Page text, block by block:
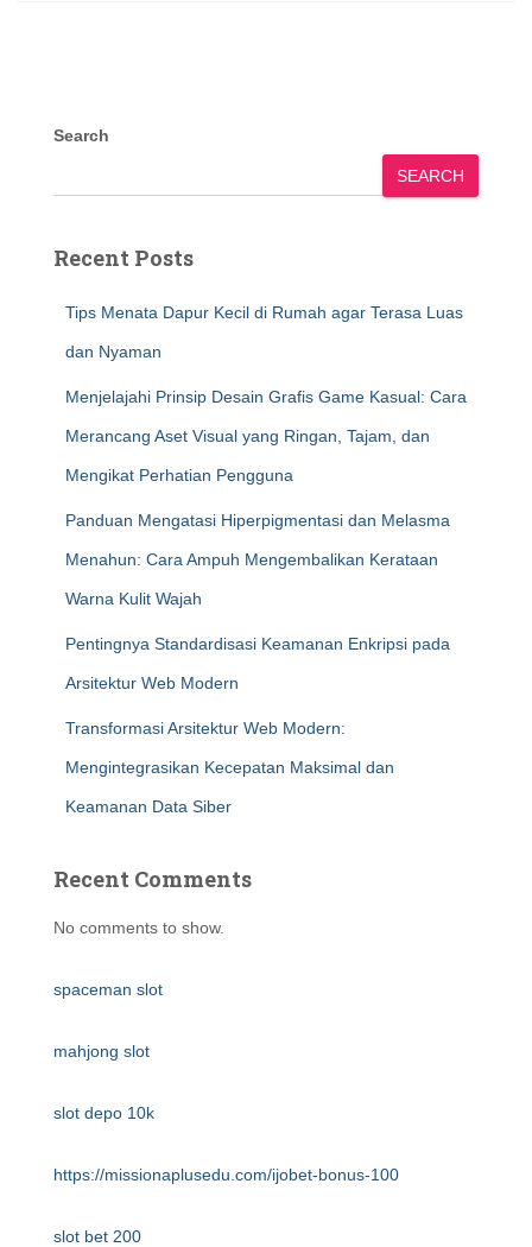
Search
SEARCH
Recent Posts
Tips Menata Dapur Kecil di Rumah agar Terasa Luas
dan Nyaman
Menjelajahi Prinsip Desain Grafis Game Kasual: Cara
Merancang Aset Visual yang Ringan, Tajam, dan
Mengikat Perhatian Pengguna
Panduan Mengatasi Hiperpigmentasi dan Melasma
Menahun: Cara Ampuh Mengembalikan Kerataan
Warna Kulit Wajah
Pentingnya Standardisasi Keamanan Enkripsi pada
Arsitektur Web Modern
Transformasi Arsitektur Web Modern:
Mengintegrasikan Kecepatan Maksimal dan
Keamanan Data Siber
Recent Comments
No comments to show.
spaceman slot
mahjong slot
slot depo 10k
https://missionaplusedu.com/ijobet-bonus-100
slot bet 200